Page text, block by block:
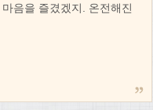
음을 즐겼겠지. 온전해진